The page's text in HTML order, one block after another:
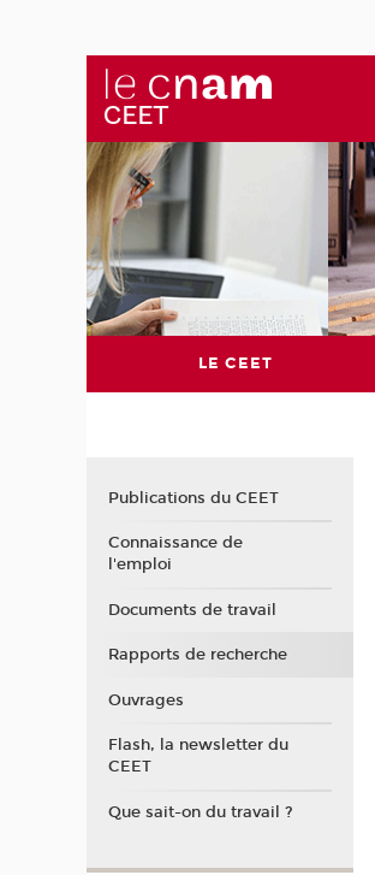
LE CEET
Publications du CEET
Connaissance de
l'emploi
Documents de travail
Rapports de recherche
Ouvrages
Flash, la newsletter du
CEET
Que sait-on du travail ?